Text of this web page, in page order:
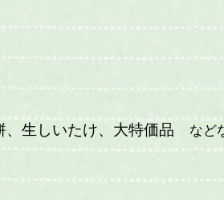
、生しいたけ、大特価品 など